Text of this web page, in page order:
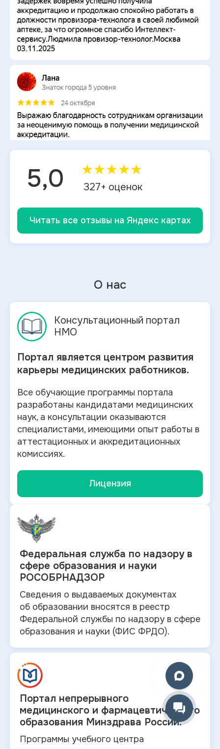
5,0 ★★★★★
327+ оценок
Читать все отзывы на Яндекс картах
О нас
Консультационный портал
НМО
Портал является центром развития
карьеры медицинских работников.
Все обучающие программы портала
разработаны кандидатами медицинских
наук, а консультации оказываются
специалистами, имеющими опыт работы в
аттестационных и аккредитационных
комиссиях.
Лицензия
Федеральная служба по надзору в
сфере образования и науки
РОСОБРНАДЗОР
Сведения о выдаваемых документах
об образовании вносятся в реестр
Федеральной службы по надзору в сфере
образования и науки (ФИС ФРДО).
Портал непрерывного
медицинского и фармацевтического
образования Минздрава России.
Программы учебного центра